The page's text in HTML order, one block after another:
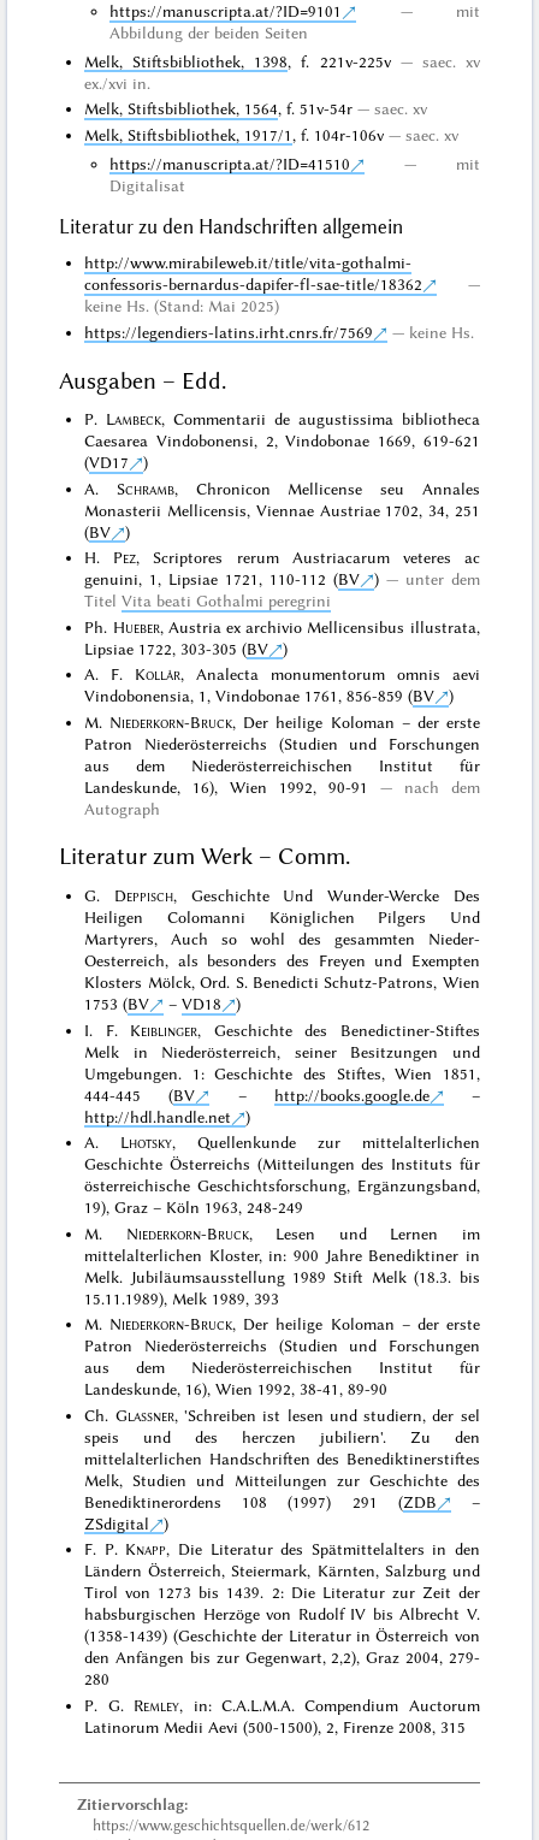
https://manuscripta.at/?ID=9101
mit
Abbildung der beiden Seiten
Melk, Stiftsbibliothek, 1398, f. 221v-225v
saec. xv
ex./xvi in.
Melk, Stiftsbibliothek, 1564, f. 51v-54r
saec. xv
Melk, Stiftsbibliothek, 1917/1 , f. 104r-106v
saec. xv
https://manuscripta.at/?ID=41510
mit
Digitalisat
Literatur zu den Handschriften allgemein
http://www.mirabileweb.it/title/vita-gothalmi-
confessoris-bernardus-dapifer-fl-sae-title/18362
keine Hs. (Stand: Mai 2025)
https://legendiers-latins.irht.cnrs.fr/7569
keine Hs.
Ausgaben – Edd.
P. Lambeck, Commentarii de augustissima bibliotheca
Caesarea Vindobonensi, 2, Vindobonae 1669, 619-621
(VD17
)
A. Schramb, Chronicon Mellicense seu Annales
Monasterii Mellicensis, Viennae Austriae 1702, 34, 251
(BV
)
H. Pez, Scriptores rerum Austriacarum veteres ac
genuini, 1, Lipsiae 1721, 110-112 (BV )
unter dem
TitelVita beati Gothalmi peregrini
Ph. Hueber, Austria ex archivio Mellicensibus illustrata,
Lipsiae 1722, 303-305 (BV
)
A. F. Kollár, Analecta monumentorum omnis aevi
Vindobonensia, 1, Vindobonae 1761, 856-859 (BV
)
M. Niederkorn-Bruck, Der heilige Koloman – der erste
Patron Niederösterreichs (Studien und Forschungen
aus dem Niederösterreichischen Institut für
Landeskunde, 16), Wien 1992, 90-91
nach dem
Autograph
Literatur zum Werk – Comm.
G. Deppisch, Geschichte Und Wunder-Wercke Des
Heiligen Colomanni Königlichen Pilgers Und
Martyrers, Auch so wohl des gesammten Nieder-
Oesterreich, als besonders des Freyen und Exempten
Klosters Mölck, Ord. S. Benedicti Schutz-Patrons, Wien
1753 (BV –VD18
)
I. F. Keiblinger, Geschichte des Benedictiner-Stiftes
Melk in Niederösterreich, seiner Besitzungen und
Umgebungen. 1: Geschichte des Stiftes, Wien 1851,
444-445 (BV – http://books.google.de
–
http://hdl.handle.net
)
A. Lhotsky, Quellenkunde zur mittelalterlichen
Geschichte Österreichs (Mitteilungen des Instituts für
österreichische Geschichtsforschung, Ergänzungsband,
19), Graz – Köln 1963, 248-249
M. Niederkorn-Bruck, Lesen und Lernen im
mittelalterlichen Kloster, in: 900 Jahre Benediktiner in
Melk. Jubiläumsausstellung 1989 Stift Melk (18.3. bis
15.11.1989), Melk 1989, 393
M. Niederkorn-Bruck, Der heilige Koloman – der erste
Patron Niederösterreichs (Studien und Forschungen
aus dem Niederösterreichischen Institut für
Landeskunde, 16), Wien 1992, 38-41, 89-90
Ch. Glassner, 'Schreiben ist lesen und studiern, der sel
speis und des herczen jubiliern'. Zu den
mittelalterlichen Handschriften des Benediktinerstiftes
Melk, Studien und Mitteilungen zur Geschichte des
Benediktinerordens 108 (1997) 291 (ZDB
–
ZSdigital
)
F. P. Knapp, Die Literatur des Spätmittelalters in den
Ländern Österreich, Steiermark, Kärnten, Salzburg und
Tirol von 1273 bis 1439. 2: Die Literatur zur Zeit der
habsburgischen Herzöge von Rudolf IV bis Albrecht V.
(1358-1439) (Geschichte der Literatur in Österreich von
den Anfängen bis zur Gegenwart, 2,2), Graz 2004, 279-
280
P. G. Remley, in: C.A.L.M.A. Compendium Auctorum
Latinorum Medii Aevi (500-1500), 2, Firenze 2008, 315
Zitiervorschlag:
https://www.geschichtsquellen.de/werk/612